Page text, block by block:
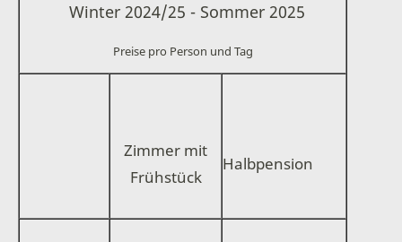
Winter 2024/25 - Sommer 2025
Preise pro Person und Tag
Zimmer mit
Frühstück
Halbpension